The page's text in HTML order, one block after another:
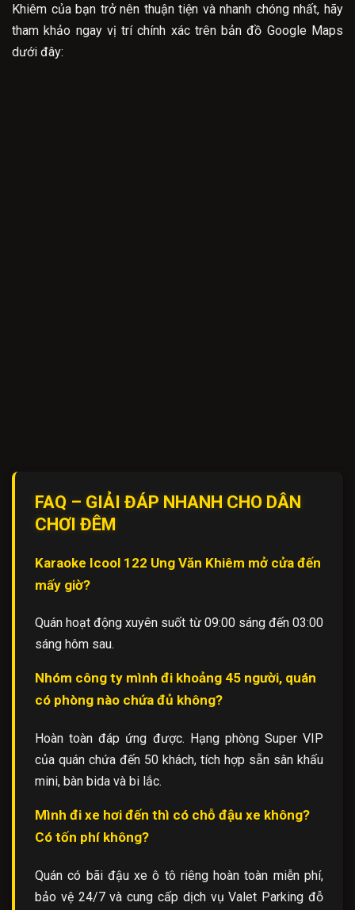
Khiêm của bạn trở nên thuận tiện và nhanh chóng nhất, hãy
tham khảo ngay vị trí chính xác trên bản đồ Google Maps
dưới đây:
FAQ – GIẢI ĐÁP NHANH CHO DÂN
CHƠI ĐÊM
Karaoke Icool 122 Ung Văn Khiêm mở cửa đến
mấy giờ?
Quán hoạt động xuyên suốt từ 09:00 sáng đến 03:00
sáng hôm sau.
Nhóm công ty mình đi khoảng 45 người, quán
có phòng nào chứa đủ không?
Hoàn toàn đáp ứng được. Hạng phòng Super VIP
của quán chứa đến 50 khách, tích hợp sẵn sân khấu
mini, bàn bida và bi lắc.
Mình đi xe hơi đến thì có chỗ đậu xe không?
Có tốn phí không?
Quán có bãi đậu xe ô tô riêng hoàn toàn miễn phí,
bảo vệ 24/7 và cung cấp dịch vụ Valet Parking đỗ